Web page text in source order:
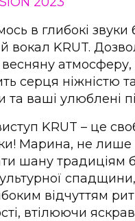
в глибокі звуки
вокал KRUT.
весняну атмосферу,
серця ніжністю
ваші улюблені
KRUT – це
Марина, не
шану традиціям
відчуттям
втілюючи